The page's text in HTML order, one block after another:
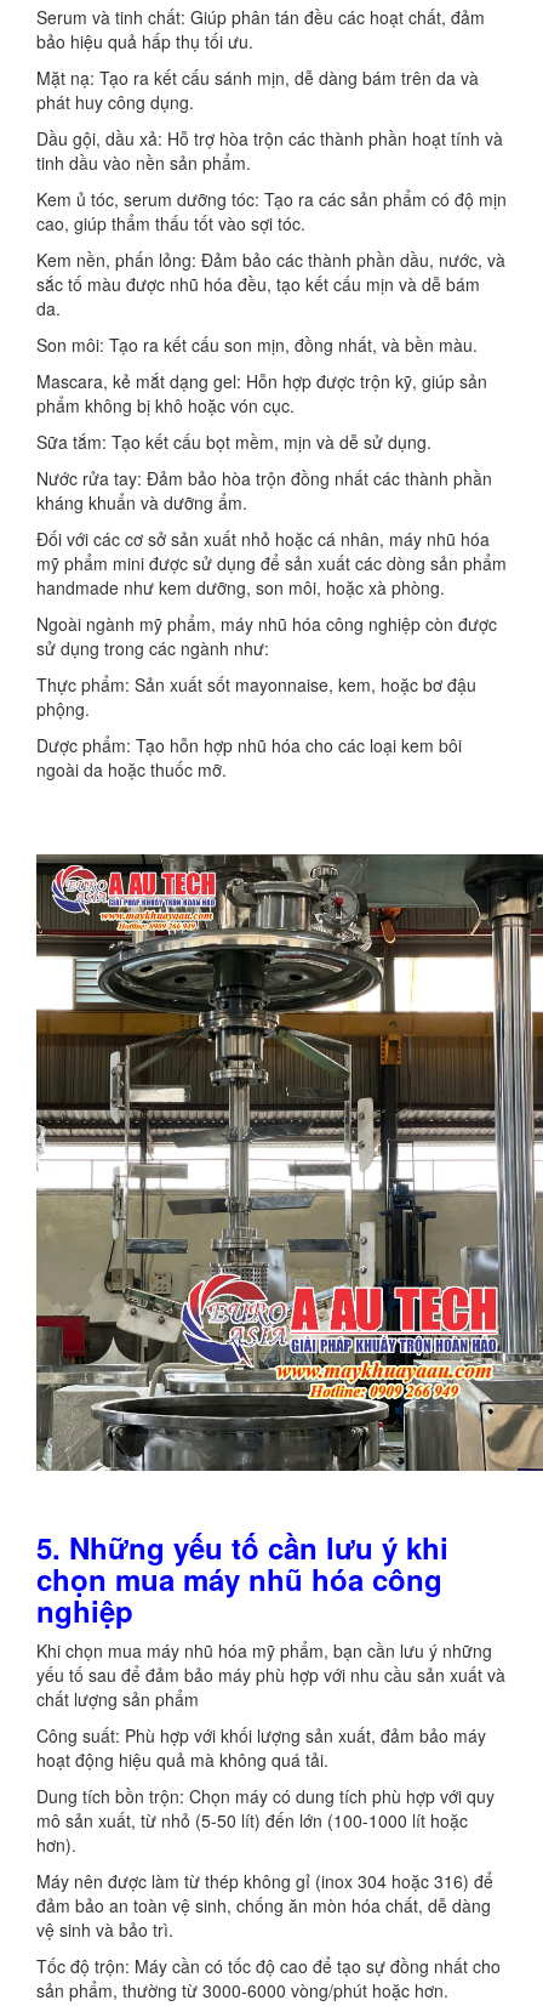
Serum và tinh chất: Giúp phân tán đều các hoạt chất, đảm
bảo hiệu quả hấp thụ tối ưu.
Mặt nạ: Tạo ra kết cấu sánh mịn, dễ dàng bám trên da và
phát huy công dụng.
Dầu gội, dầu xả: Hỗ trợ hòa trộn các thành phần hoạt tính và
tinh dầu vào nền sản phẩm.
Kem ủ tóc, serum dưỡng tóc: Tạo ra các sản phẩm có độ mịn
cao, giúp thẩm thấu tốt vào sợi tóc.
Kem nền, phấn lỏng: Đảm bảo các thành phần dầu, nước, và
sắc tố màu được nhũ hóa đều, tạo kết cấu mịn và dễ bám
da.
Son môi: Tạo ra kết cấu son mịn, đồng nhất, và bền màu.
Mascara, kẻ mắt dạng gel: Hỗn hợp được trộn kỹ, giúp sản
phẩm không bị khô hoặc vón cục.
Sữa tắm: Tạo kết cấu bọt mềm, mịn và dễ sử dụng.
Nước rửa tay: Đảm bảo hòa trộn đồng nhất các thành phần
kháng khuẩn và dưỡng ẩm.
Đối với các cơ sở sản xuất nhỏ hoặc cá nhân, máy nhũ hóa
mỹ phẩm mini được sử dụng để sản xuất các dòng sản phẩm
handmade như kem dưỡng, son môi, hoặc xà phòng.
Ngoài ngành mỹ phẩm, máy nhũ hóa công nghiệp còn được
sử dụng trong các ngành như:
Thực phẩm: Sản xuất sốt mayonnaise, kem, hoặc bơ đậu
phộng.
Dược phẩm: Tạo hỗn hợp nhũ hóa cho các loại kem bôi
ngoài da hoặc thuốc mỡ.
5. Những yếu tố cần lưu ý khi
chọn mua máy nhũ hóa công
nghiệp
Khi chọn mua máy nhũ hóa mỹ phẩm, bạn cần lưu ý những
yếu tố sau để đảm bảo máy phù hợp với nhu cầu sản xuất và
chất lượng sản phẩm
Công suất: Phù hợp với khối lượng sản xuất, đảm bảo máy
hoạt động hiệu quả mà không quá tải.
Dung tích bồn trộn: Chọn máy có dung tích phù hợp với quy
mô sản xuất, từ nhỏ (5-50 lít) đến lớn (100-1000 lít hoặc
hơn).
Máy nên được làm từ thép không gỉ (inox 304 hoặc 316) để
đảm bảo an toàn vệ sinh, chống ăn mòn hóa chất, dễ dàng
vệ sinh và bảo trì.
Tốc độ trộn: Máy cần có tốc độ cao để tạo sự đồng nhất cho
sản phẩm, thường từ 3000-6000 vòng/phút hoặc hơn.